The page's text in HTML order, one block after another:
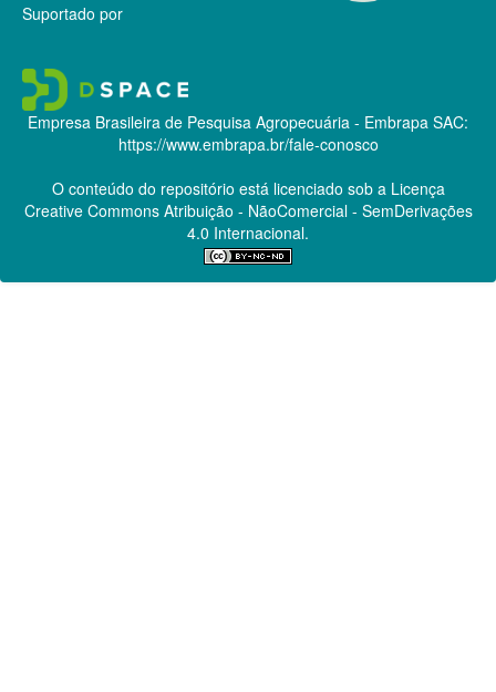
Suportado por
Empresa Brasileira de Pesquisa Agropecuária - Embrapa SAC:
https://www.embrapa.br/fale-conosco
O conteúdo do repositório está licenciado sob a Licença
Creative CommonsAtribuição - NãoComercial - SemDerivações
4.0 Internacional.